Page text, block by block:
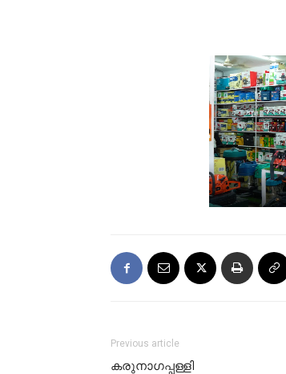
Previous article
കരുനാഗപ്പള്ളി